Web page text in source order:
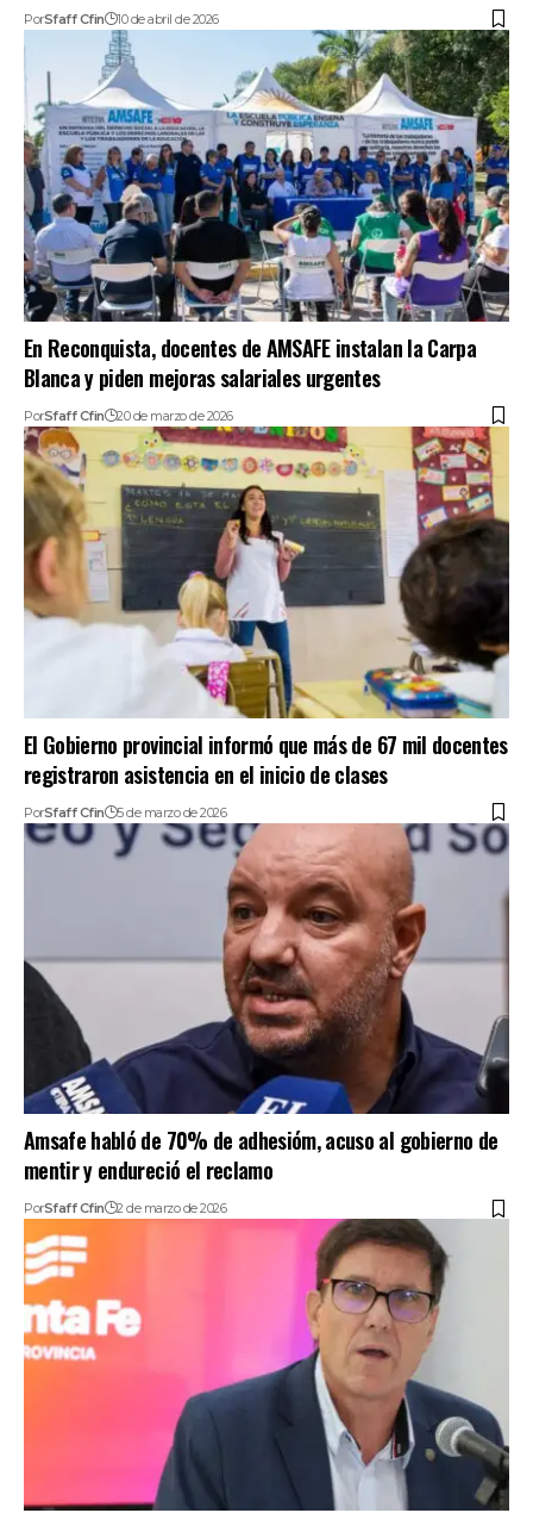
PorSfaff Cfin 10 de abril de 2026
En Reconquista, docentes de AMSAFE instalan la Carpa
Blanca y piden mejoras salariales urgentes
PorSfaff Cfin 20 de marzo de 2026
El Gobierno provincial informó que más de 67 mil docentes
registraron asistencia en el inicio de clases
PorSfaff Cfin 5 de marzo de 2026
Amsafe habló de 70% de adhesióm, acuso al gobierno de
mentir y endureció el reclamo
PorSfaff Cfin 2 de marzo de 2026